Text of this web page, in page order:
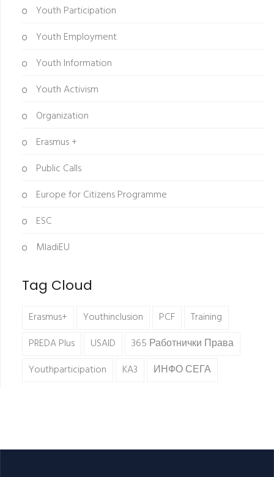
Youth Participation
Youth Employment
Youth Information
Youth Activism
Organization
Erasmus +
Public Calls
Europe for Citizens Programme
ESC
MladiEU
Tag Cloud
Erasmus+ Youthinclusion PCF
Training
PREDA Plus
USAID
365 Работнички Права
Youthparticipation
KA3 ИНФО СЕГА